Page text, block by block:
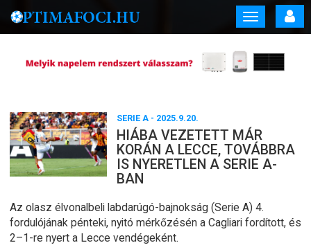
Toggle
navigation
SERIE A- 2025.9.20.
HIÁBA VEZETETT MÁR
KORÁN A LECCE, TOVÁBBRA
IS NYERETLEN A SERIE A-
BAN
Az olasz élvonalbeli labdarúgó-bajnokság (Serie A) 4.
fordulójának pénteki, nyitó mérkőzésén a Cagliari fordított, és
2–1-re nyert a Lecce vendégeként.